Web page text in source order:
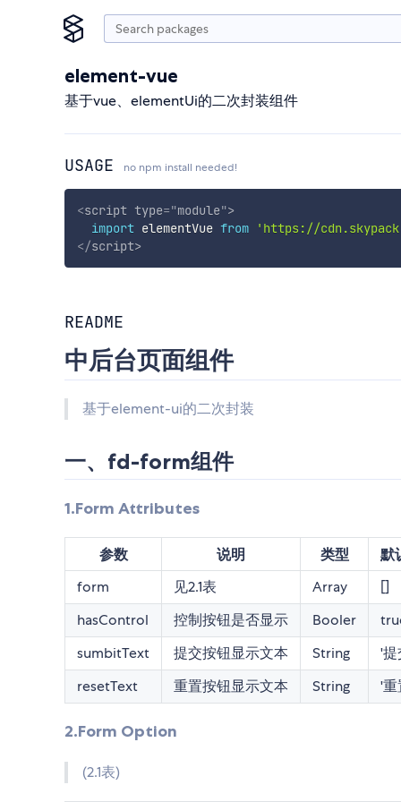
element-vue
基于vue、elementUi的二次封装组件
USAGE no npm install needed!
<script type="module">
import elementVue from 'https://
</script>
README
中后台页面组件
基于element-ui的二次封装
一、fd-form组件
1.Form Attributes
参数 说明 类型 默
form 见2.1表 Array
[]
hasControl
控制按钮是否显示 Booler
sumbitText
提交按钮显示文本 String
'提
resetText
重置按钮显示文本 String '重
2.Form Option
(2.1表)